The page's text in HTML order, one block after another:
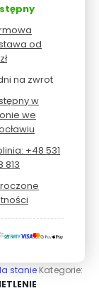
od
na zwrot
w
we
+48 531
813
stanie Kategorie: